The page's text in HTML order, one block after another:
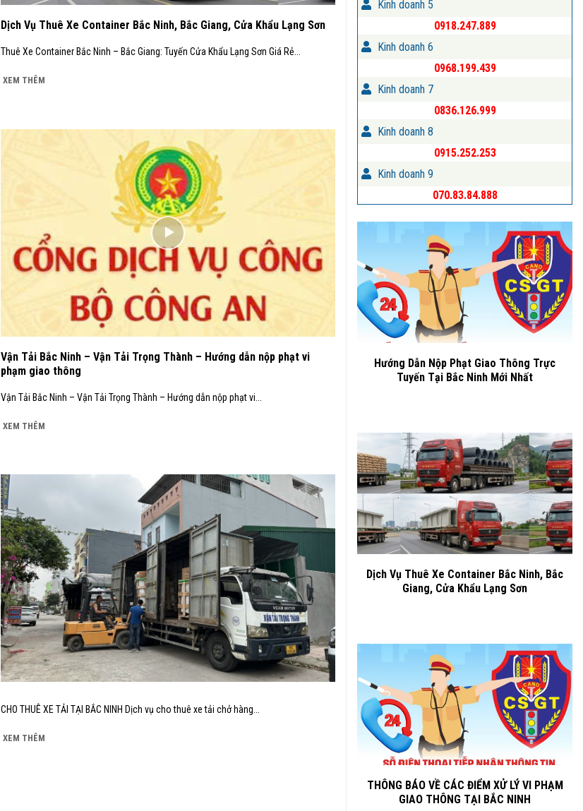
Dịch Vụ Thuê Xe Container Bắc Ninh, Bắc Giang, Cửa Khẩu Lạng Sơn
Thuê Xe Container Bắc Ninh – Bắc Giang: Tuyến Cửa Khẩu Lạng Sơn Giá Rẻ...
XEM THÊM
Vận Tải Bắc Ninh – Vận Tải Trọng Thành – Hướng dẫn nộp phạt vi
phạm giao thông
Vận Tải Bắc Ninh – Vận Tải Trọng Thành – Hướng dẫn nộp phạt vi...
XEM THÊM
CHO THUÊ XE TẢI TẠI BẮC NINH Dịch vụ cho thuê xe tải chở hàng...
XEM THÊM
Kinh doanh 5
0918.247.889
Kinh doanh 6
0968.199.439
Kinh doanh 7
0836.126.999
Kinh doanh 8
0915.252.253
Kinh doanh 9
070.83.84.888
Hướng Dẫn Nộp Phạt Giao Thông Trực
Tuyến Tại Bắc Ninh Mới Nhất
Dịch Vụ Thuê Xe Container Bắc Ninh, Bắc
Giang, Cửa Khẩu Lạng Sơn
THÔNG BÁO VỀ CÁC ĐIỂM XỬ LÝ VI PHẠM
GIAO THÔNG TẠI BẮC NINH